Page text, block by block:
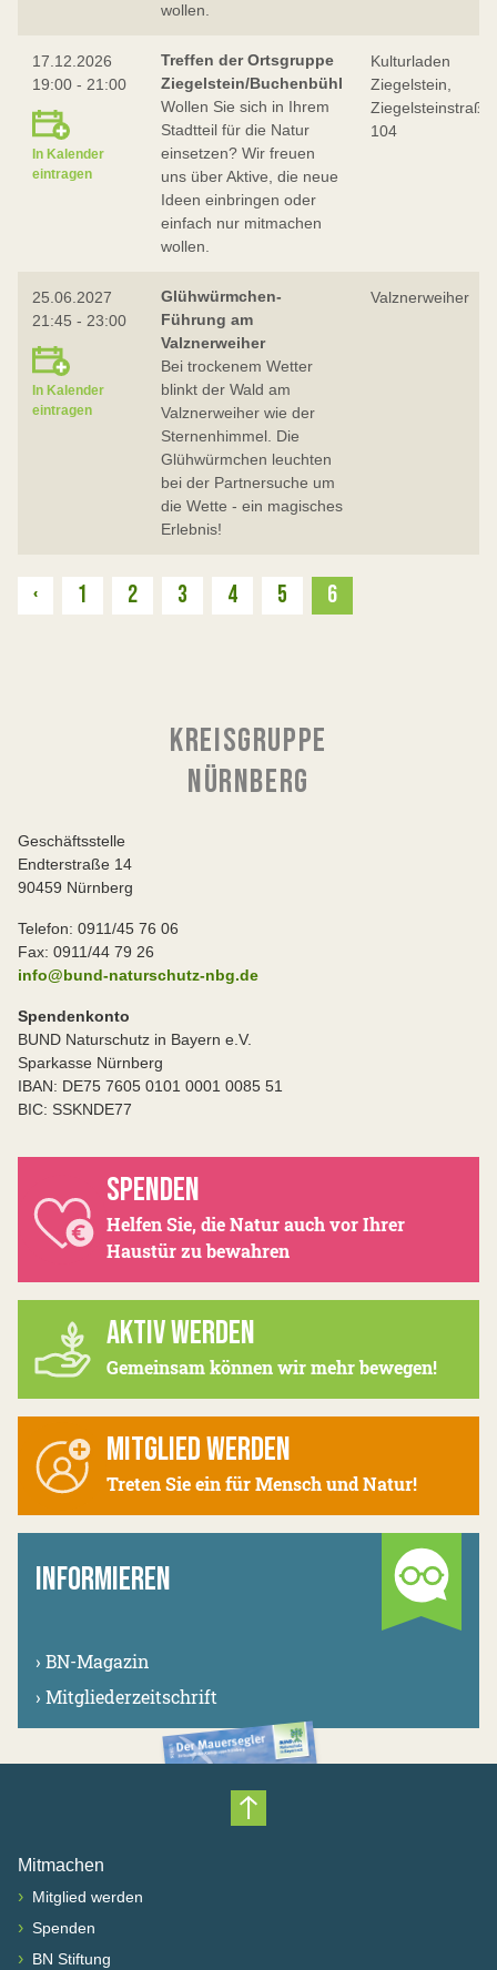
wollen.
17.12.2026
19:00 - 21:00
In Kalender
eintragen
Treffen der Ortsgruppe
Ziegelstein/Buchenbühl
Wollen Sie sich in Ihrem
Stadtteil für die Natur
einsetzen? Wir freuen
uns über Aktive, die neue
Ideen einbringen oder
einfach nur mitmachen
wollen.
Kulturladen
Ziegelstein,
Ziegelsteinstraße
104
25.06.2027
21:45 - 23:00
In Kalender
eintragen
Glühwürmchen-
Führung am
Valznerweiher
Bei trockenem Wetter
blinkt der Wald am
Valznerweiher wie der
Sternenhimmel. Die
Glühwürmchen leuchten
bei der Partnersuche um
die Wette - ein magisches
Erlebnis!
Valznerweiher
Zurück
‹ 1 2 3 4 5 6
KREISGRUPPE
NÜRNBERG
Geschäftsstelle
Endterstraße 14
90459 Nürnberg
Telefon: 0911/45 76 06
Fax: 0911/44 79 26
info@bund-naturschutz-nbg.de
Spendenkonto
BUND Naturschutz in Bayern e.V.
Sparkasse Nürnberg
IBAN: DE75 7605 0101 0001 0085 51
BIC: SSKNDE77
SPENDEN
Helfen Sie, die Natur auch vor Ihrer
Haustür zu bewahren
AKTIV WERDEN
Gemeinsam können wir mehr bewegen!
MITGLIED WERDEN
Treten Sie ein für Mensch und Natur!
INFORMIEREN
› BN-Magazin
› Mitgliederzeitschrift
Nach oben scrollen
Mitmachen
› Mitglied werden
› Spenden
› BN Stiftung